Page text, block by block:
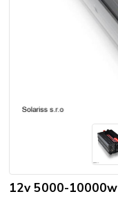
12v 5000-10000w